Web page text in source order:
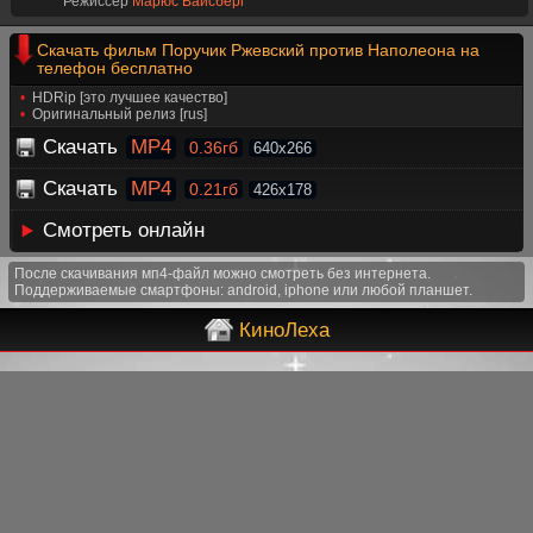
Скачать фильм Поручик Ржевский против Наполеона на
телефон бесплатно
HDRip [это лучшее качество]
Оригинальный релиз [rus]
Скачать MP4 0.36гб 640x266
Скачать MP4 0.21гб 426x178
Смотреть онлайн
После скачивания мп4-файл можно смотреть без интернета.
Поддерживаемые смартфоны: android, iphone или любой планшет.
КиноЛеха